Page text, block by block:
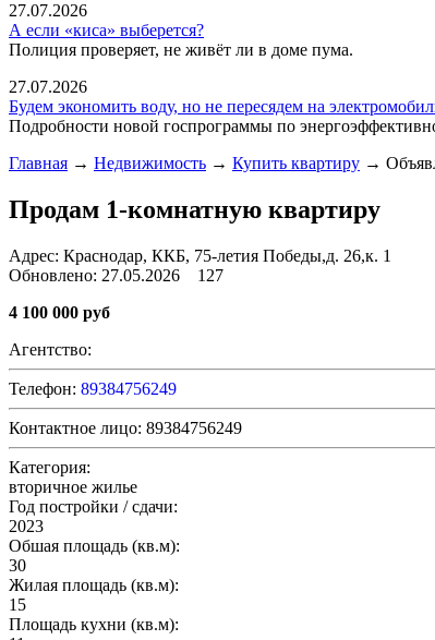
27.07.2026
А если «киса» выберется?
Полиция проверяет, не живёт ли в доме пума.
27.07.2026
Будем экономить воду, но не пересядем на
Подробности новой госпрограммы по
Главная → Недвижимость → Купить квартиру →
Продам 1-комнатную квартиру
Адрес: Краснодар, ККБ, 75-летия Победы,д. 26,к. 1
Обновлено: 27.05.2026
127
4 100 000 руб
Агентство:
Телефон: 89384756249
Контактное лицо: 89384756249
Категория:
вторичное жилье
Год постройки / cдачи:
2023
Обшая площадь (кв.м):
30
Жилая площадь (кв.м):
15
Площадь кухни (кв.м):